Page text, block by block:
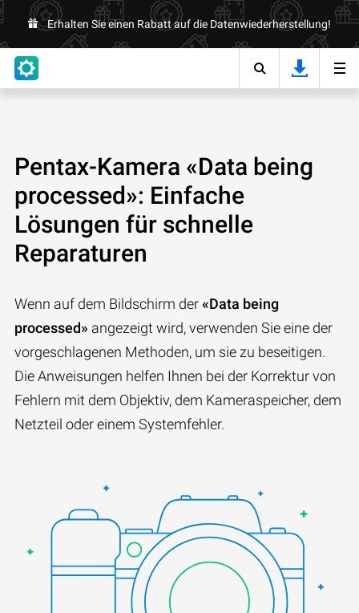
Erhalten Sie einen Rabatt auf die Datenwiederherstellung!
Pentax-Kamera «Data being
processed»: Einfache
Lösungen für schnelle
Reparaturen
Wenn auf dem Bildschirm der«Data being
processed» angezeigt wird, verwenden Sie eine der
vorgeschlagenen Methoden, um sie zu beseitigen.
Die Anweisungen helfen Ihnen bei der Korrektur von
Fehlern mit dem Objektiv, dem Kameraspeicher, dem
Netzteil oder einem Systemfehler.